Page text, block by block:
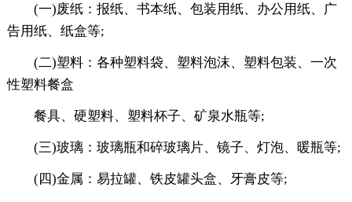
(一)废纸：报纸、书本纸、包装用纸、办公用纸、广
告用纸、纸盒等;
(二)塑料：各种塑料袋、塑料泡沫、塑料包装、一次
性塑料餐盒
餐具、硬塑料、塑料杯子、矿泉水瓶等;
(三)玻璃：玻璃瓶和碎玻璃片、镜子、灯泡、暖瓶等;
(四)金属：易拉罐、铁皮罐头盒、牙膏皮等;